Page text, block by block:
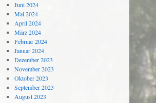
Juni 2024
Mai 2024
April 2024
März 2024
Februar 2024
Januar 2024
Dezember 2023
November 2023
Oktober 2023
September 2023
August 2023